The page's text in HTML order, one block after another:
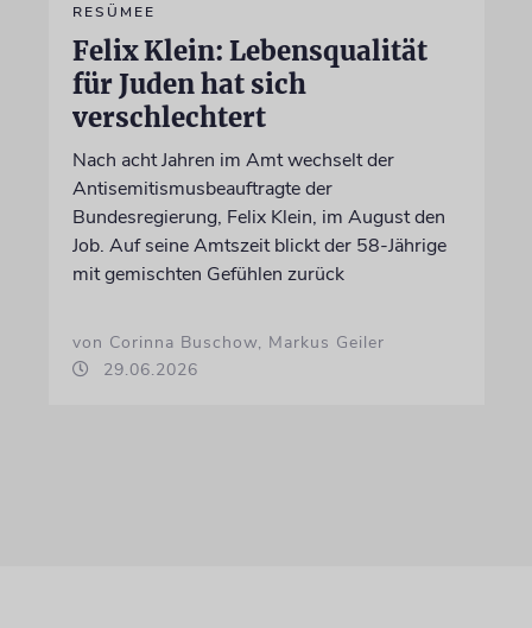
RESÜMEE
Felix Klein: Lebensqualität
für Juden hat sich
verschlechtert
Nach acht Jahren im Amt wechselt der
Antisemitismusbeauftragte der
Bundesregierung, Felix Klein, im August den
Job. Auf seine Amtszeit blickt der 58-Jährige
mit gemischten Gefühlen zurück
von Corinna Buschow, Markus Geiler
29.06.2026